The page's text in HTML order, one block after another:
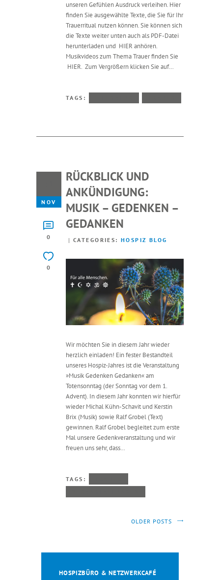
unseren Gefühlen Ausdruck verleihen. Hier
finden Sie ausgewählte Texte, die Sie für Ihr
Trauerritual nutzen können. Sie können sich
die Texte weiter unten auch als PDF-Datei
herunterladen und HIER anhören.
Musikvideos zum Thema Trauer finden Sie
HIER. Zum Vergrößern klicken Sie auf…
TAGS:
NOV
0
0
RÜCKBLICK UND
ANKÜNDIGUNG:
MUSIK – GEDENKEN –
GEDANKEN
CATEGORIES:HOSPIZ BLOG
Wir möchten Sie in diesem Jahr wieder
herzlich einladen! Ein fester Bestandteil
unseres Hospiz-Jahres ist die Veranstaltung
»Musik Gedenken Gedanken« am
Totensonntag (der Sonntag vor dem 1.
Advent). In diesem Jahr konnten wir hierfür
wieder Michal Kühn-Schavit und Kerstin
Brix (Musik) sowie Ralf Grobel (Text)
gewinnen. Ralf Grobel begleitet zum erste
Mal unsere Gedenkveranstaltung und wir
freuen uns sehr, dass…
TAGS:
OLDER POSTS
HOSPIZBÜRO & NETZWERKCAFÉ